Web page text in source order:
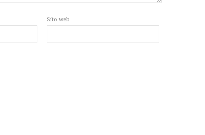
Sito web